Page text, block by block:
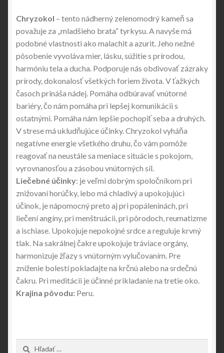
Chryzokol – tento nádherný zelenomodrý kameň sa
považuje za „mladšieho brata“ tyrkysu. A navyše má
podobné vlastnosti ako malachit a azurit. Jeho nežné
pôsobenie vyvoláva mier, lásku, súžitie s prírodou,
harmóniu tela a ducha. Podporuje nás obdivovať zázraky
prírody, dokonalosť všetkých foriem života. V ťažkých
časoch prináša nádej. Pomáha odbúravať vnútorné
bariéry, čo nám pomáha pri lepšej komunikácii s
ostatnými. Pomáha nám lepšie pochopiť seba a druhých.
V strese má ukludňujúce účinky. Chryzokol vyháňa
negatívne energie všetkého druhu, čo vám pomôže
reagovať na neustále sa meniace situácie s pokojom,
vyrovnanosťou a zásobou vnútorných síl.
Liečebné účinky: je veľmi dobrým spoločníkom pri
znižovaní horúčky, lebo má chladivý a upokojujúci
účinok, je nápomocný preto aj pri popáleninách, pri
liečení angíny, pri menštruácii, pri pôrodoch, reumatizme
a ischiase. Upokojuje nepokojné srdce a reguluje krvný
tlak. Na sakrálnej čakre upokojuje tráviace orgány,
harmonizuje žľazy s vnútorným vylučovaním. Pre
zníženie bolestí pokladajte na krčnú alebo na srdečnú
čakru. Pri meditácii je účinné prikladanie na tretie oko.
Krajina pôvodu: Peru.